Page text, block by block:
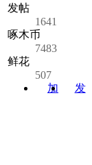
发帖
1641
啄木币
7483
鲜花
507
加
发